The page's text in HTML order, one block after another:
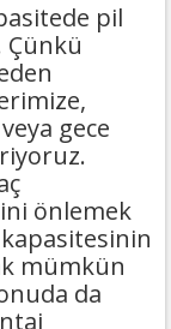
pil
gece
önlemek
kapasitesinin
mümkün
da